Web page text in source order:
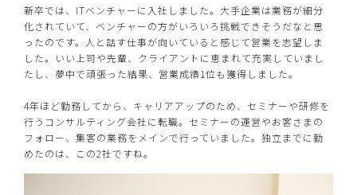
新卒では、ITベンチャーに入社しました。大手企業は業務が細分
化されていて、ベンチャーの方がいろいろ挑戦できそうだなと思
ったのです。人と話す仕事が向いていると感じて営業を志望しま
した。いい上司や先輩、クライアントに恵まれて充実していまし
たし、夢中で頑張った結果、営業成績1位も獲得しました。
4年ほど勤務してから、キャリアアップのため、セミナーや研修を
行うコンサルティング会社に転職。セミナーの運営やお客さまの
フォロー、集客の業務をメインで行っていました。独立までに勤
めたのは、この2社ですね。